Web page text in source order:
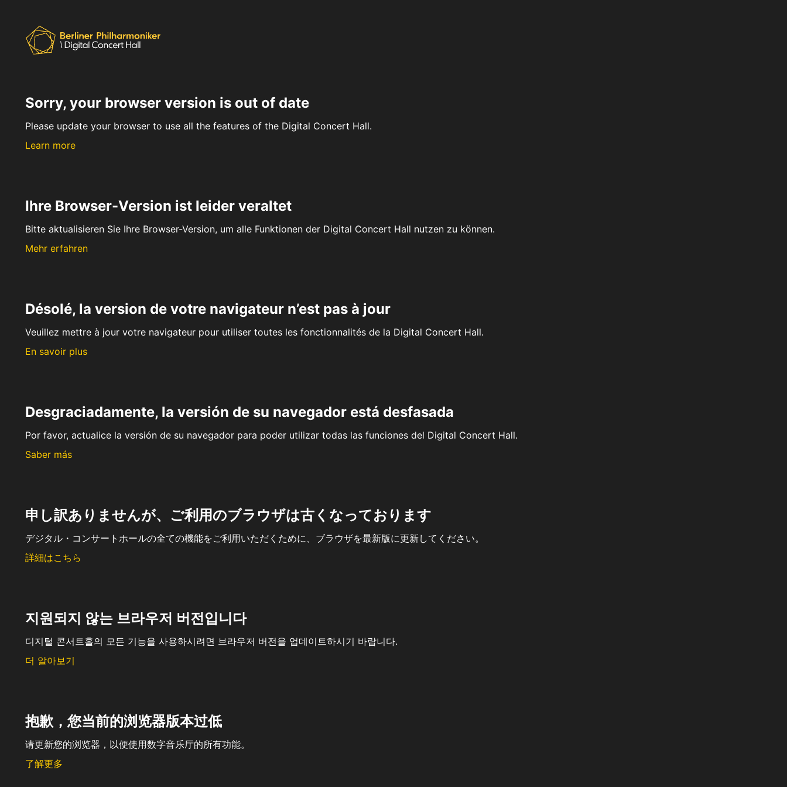
Sorry, your browser version is out of date
Please update your browser to use all the features of the Digital Concert Hall.
Learn more
Ihre Browser-Version ist leider veraltet
Bitte aktualisieren Sie Ihre Browser-Version, um alle Funktionen der Digital Concert Hall nutzen zu können.
Mehr erfahren
Désolé, la version de votre navigateur n’est pas à jour
Veuillez mettre à jour votre navigateur pour utiliser toutes les fonctionnalités de la Digital Concert Hall.
En savoir plus
Desgraciadamente, la versión de su navegador está desfasada
Por favor, actualice la versión de su navegador para poder utilizar todas las funciones del Digital Concert Hall.
Saber más
申し訳ありませんが、ご利用のブラウザは古くなっております
デジタル・コンサートホールの全ての機能をご利用いただくために、ブラウザを最新版に更新してください。
詳細はこちら
지원되지 않는 브라우저 버전입니다
디지털 콘서트홀의 모든 기능을 사용하시려면 브라우저 버전을 업데이트하시기 바랍니다.
더 알아보기
抱歉，您当前的浏览器版本过低
请更新您的浏览器，以便使用数字音乐厅的所有功能。
了解更多